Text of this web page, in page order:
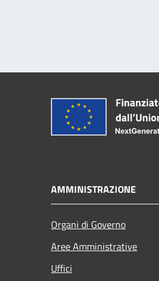
AMMINISTRAZIONE
Organi di Governo
Aree Amministrative
Uffici